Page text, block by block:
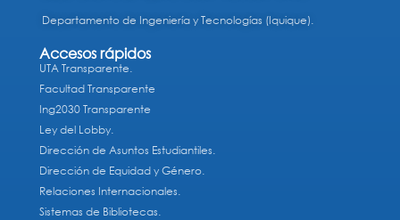
Departamento de Ingeniería y Tecnologías (Iquique).
Accesos rápidos
UTA Transparente.
Facultad Transparente
Ing2030 Transparente
Ley del Lobby.
Dirección de Asuntos Estudiantiles.
Dirección de Equidad y Género.
Relaciones Internacionales.
Sistemas de Bibliotecas.